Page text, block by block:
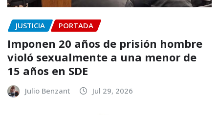
JUSTICIA PORTADA
Imponen 20 años de prisión hombre
violó sexualmente a una menor de
15 años en SDE
Julio Benzant Jul 29, 2026